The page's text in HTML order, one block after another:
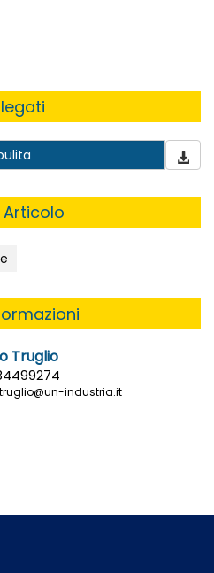
Articolo
Truglio
industria.it